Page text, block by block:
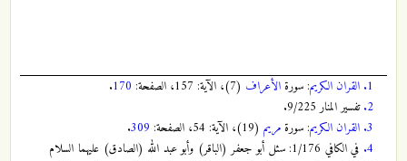
1. القران الكريم: سورةالأعراف (7)، الآية: 157، الصفحة: 170
.
2. تفسير المنار 9/225.
3. القران الكريم: سورةمريم (19)، الآية: 54، الصفحة: 309
.
4.
في الكافي 1/176: سئل أبو جعفر (الباقر) وأبو عبد الله (الصادق) عليهما السلام